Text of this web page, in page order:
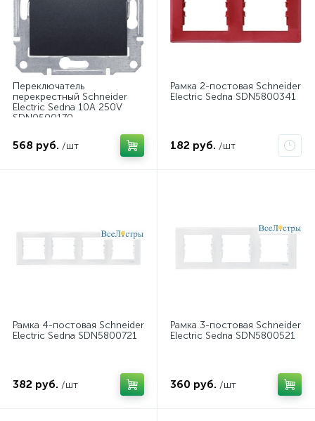
Переключатель
перекрестный Schneider
Electric Sedna 10A 250V
SDN0500170
568 руб. /шт
Рамка 2-постовая Schneider
Electric Sedna SDN5800341
182 руб. /шт
Рамка 4-постовая Schneider
Electric Sedna SDN5800721
382 руб. /шт
Рамка 3-постовая Schneider
Electric Sedna SDN5800521
360 руб. /шт